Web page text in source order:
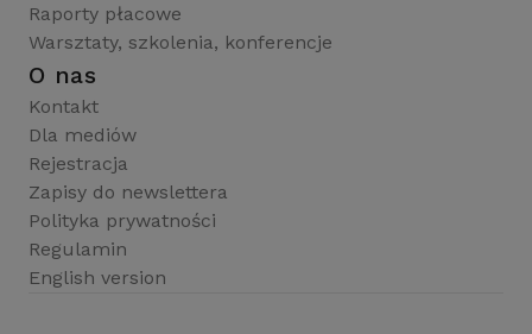
Raporty płacowe
Warsztaty, szkolenia, konferencje
O nas
Kontakt
Dla mediów
Rejestracja
Zapisy do newslettera
Polityka prywatności
Regulamin
English version